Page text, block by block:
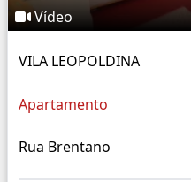
Vídeo
VILA LEOPOLDINA
Apartamento
Rua Brentano